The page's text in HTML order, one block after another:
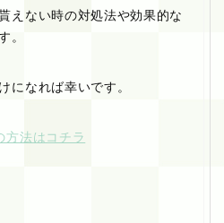
えない時の対処法や効果的な
。
になれば幸いです。
法はコチラ